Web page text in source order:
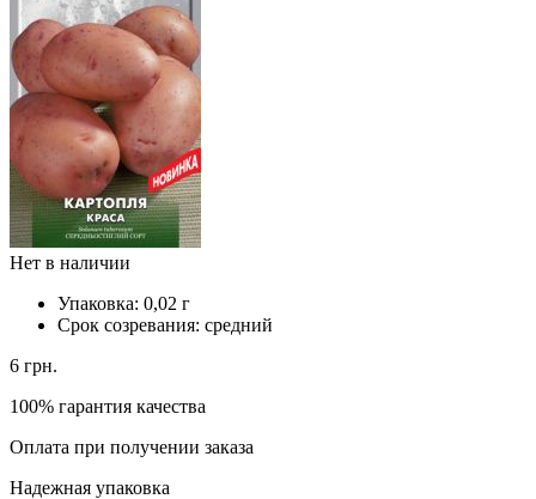
Нет в наличии
Упаковка: 0,02 г
Срок созревания: средний
6 грн.
100% гарантия качества
Оплата при получении заказа
Надежная упаковка